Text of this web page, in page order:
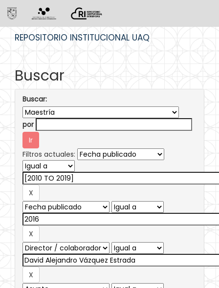
REPOSITORIO INSTITUCIONAL UAQ
Buscar
Buscar:
por
Filtros actuales: